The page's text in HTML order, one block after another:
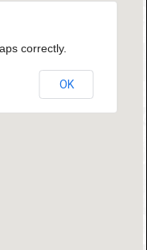
correctly.
OK